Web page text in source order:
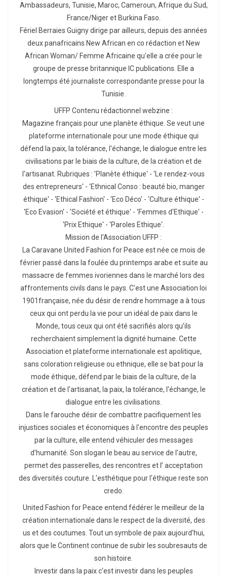
Ambassadeurs, Tunisie, Maroc, Cameroun, Afrique du Sud,
France/Niger et Burkina Faso.
Fériel Berraies Guigny dirige par ailleurs, depuis des années
deux panafricains New African en co rédaction et New
African Woman/ Femme Africaine qu'elle a crée pour le
groupe de presse britannique IC publications. Elle a
longtemps été journaliste correspondante presse pour la
Tunisie.
UFFP Contenu rédactionnel webzine :
Magazine français pour une planète éthique. Se veut une
plateforme internationale pour une mode éthique qui
défend la paix, la tolérance, l'échange, le dialogue entre les
civilisations par le biais de la culture, de la création et de
l'artisanat. Rubriques : 'Planète éthique' - 'Le rendez-vous
des entrepreneurs' - 'Ethnical Conso : beauté bio, manger
éthique' - 'Ethical Fashion' - 'Eco Déco' - 'Culture éthique' -
'Eco Evasion' - 'Société et éthique' - 'Femmes d'Ethique' -
'Prix Ethique' - 'Paroles Ethique'.
Mission de l'Association UFFP :
La Caravane United Fashion for Peace est née ce mois de
février passé dans la foulée du printemps arabe et suite au
massacre de femmes ivoriennes dans le marché lors des
affrontements civils dans le pays. C'est une Association loi
1901française, née du désir de rendre hommage a à tous
ceux qui ont perdu la vie pour un idéal de paix dans le
Monde, tous ceux qui ont été sacrifiés alors qu’ils
recherchaient simplement la dignité humaine. Cette
Association et plateforme internationale est apolitique,
sans coloration religieuse ou ethnique, elle se bat pour la
mode éthique, défend par le biais de la culture, de la
création et de l'artisanat, la paix, la tolérance, l'échange, le
dialogue entre les civilisations.
Dans le farouche désir de combattre pacifiquement les
injustices sociales et économiques à l'encontre des peuples
par la culture, elle entend véhiculer des messages
d'humanité. Son slogan le beau au service de l'autre,
permet des passerelles, des rencontres et l’ acceptation
des diversités couture. L'esthétique pour l'éthique reste son
credo.
United Fashion for Peace entend fédérer le meilleur de la
création internationale dans le respect de la diversité, des
us et des coutumes. Tout un symbole de paix aujourd'hui,
alors que le Continent continue de subir les soubresauts de
son histoire.
Investir dans la paix c'est investir dans les peuples